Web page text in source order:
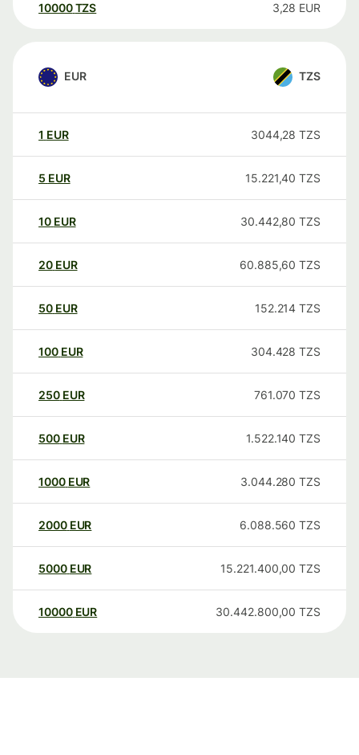
10000 TZS 3,28 EUR
EUR TZS
1 EUR 3044,28 TZS
5 EUR 15.221,40 TZS
10 EUR 30.442,80 TZS
20 EUR 60.885,60 TZS
50 EUR 152.214 TZS
100 EUR 304.428 TZS
250 EUR 761.070 TZS
500 EUR 1.522.140 TZS
1000 EUR 3.044.280 TZS
2000 EUR 6.088.560 TZS
5000 EUR 15.221.400,00 TZS
10000 EUR 30.442.800,00 TZS